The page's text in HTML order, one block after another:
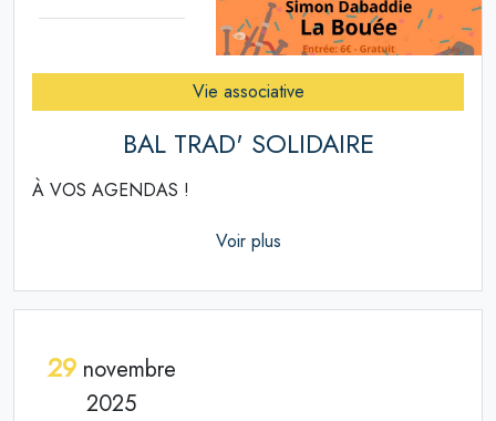
Vie associative
BAL TRAD' SOLIDAIRE
À VOS AGENDAS !
Voir plus
29novembre
2025